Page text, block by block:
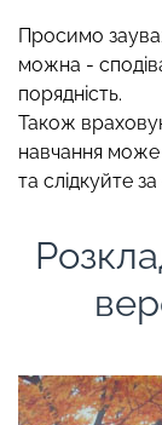
Просимо
можна -
порядність.
Також
навчання
та слідкуйте